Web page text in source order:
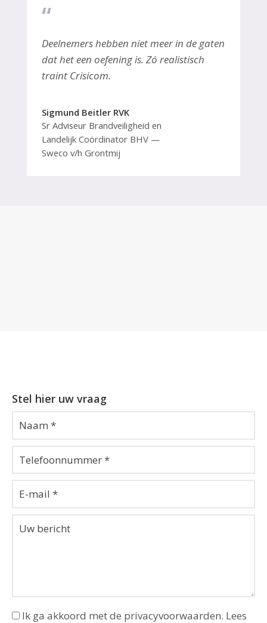
“
Deelnemers hebben niet meer in de gaten
dat het een oefening is. Zó realistisch
traint Crisicom.
Sigmund Beitler RVK
Sr Adviseur Brandveiligheid en
Landelijk Coördinator BHV
Sweco v/h Grontmij
Stel hier uw vraag
Ik ga akkoord met de privacyvoorwaarden. Lees